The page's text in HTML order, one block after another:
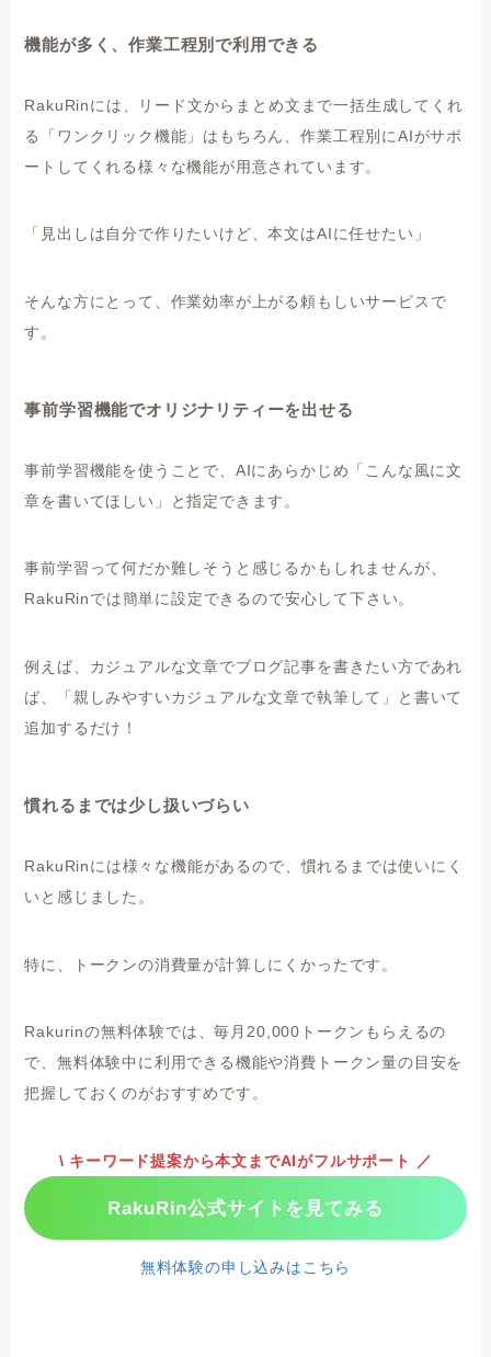
機能が多く、作業工程別で利用できる
RakuRinには、リード文からまとめ文まで一括生成してくれ
る「ワンクリック機能」はもちろん、作業工程別にAIがサポ
ートしてくれる様々な機能が用意されています。
「見出しは自分で作りたいけど、本文はAIに任せたい」
そんな方にとって、作業効率が上がる頼もしいサービスで
す。
事前学習機能でオリジナリティーを出せる
事前学習機能を使うことで、AIにあらかじめ「こんな風に文
章を書いてほしい」と指定できます。
事前学習って何だか難しそうと感じるかもしれませんが、
RakuRinでは簡単に設定できるので安心して下さい。
例えば、カジュアルな文章でブログ記事を書きたい方であれ
ば、「親しみやすいカジュアルな文章で執筆して」と書いて
追加するだけ！
慣れるまでは少し扱いづらい
RakuRinには様々な機能があるので、慣れるまでは使いにく
いと感じました。
特に、トークンの消費量が計算しにくかったです。
Rakurinの無料体験では、毎月20,000トークンもらえるの
で、無料体験中に利用できる機能や消費トークン量の目安を
把握しておくのがおすすめです。
\ キーワード提案から本文までAIがフルサポート ／
RakuRin公式サイトを見てみる
無料体験の申し込みはこちら